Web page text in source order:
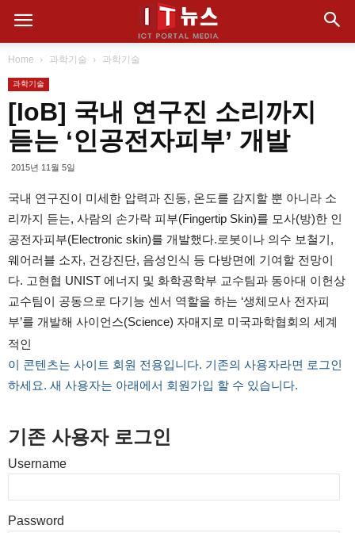
Home 과학기술 과학기술
과학기술
[IoB] 국내 연구진 소리까지
듣는 ‘인공전자피부’ 개발
2015년 11월 5일
국내 연구진이 미세한 압력과 진동, 온도를 감지할 뿐 아니라 소
리까지 듣는, 사람의 손가락 피부(Fingertip Skin)를 모사(방)한 인
공전자피부(Electronic skin)를 개발했다.로봇이나 의수 보철기,
웨어러블 소자, 건강진단, 음성인식 등 다방면에 기여할 전망이
다. 고현협 UNIST 에너지 및 화학공학부 교수팀과 동아대 이헌상
교수팀이 공동으로 다기능 센서 역할을 하는 ‘생체모사 전자피
부’를 개발해 사이언스(Science) 자매지로 미국과학협회의 세계
적인
이 콘텐츠는 사이트 회원 전용입니다. 기존의 사용자라면 로그인
하세요. 새 사용자는 아래에서 회원가입 할 수 있습니다.
기존 사용자 로그인
Username
Password